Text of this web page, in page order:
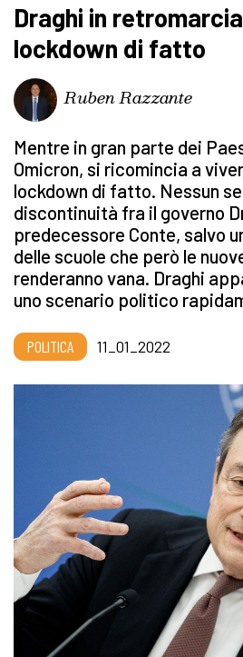
Draghi in
lockdown di fatto
Ruben Razzante
Mentre in gran parte dei
Omicron, si ricomincia a
lockdown di fatto. Nessun
discontinuità fra il governo
predecessore Conte, salvo
delle scuole che però le
renderanno vana. Draghi
uno scenario politico
POLITICA 11_01_2022